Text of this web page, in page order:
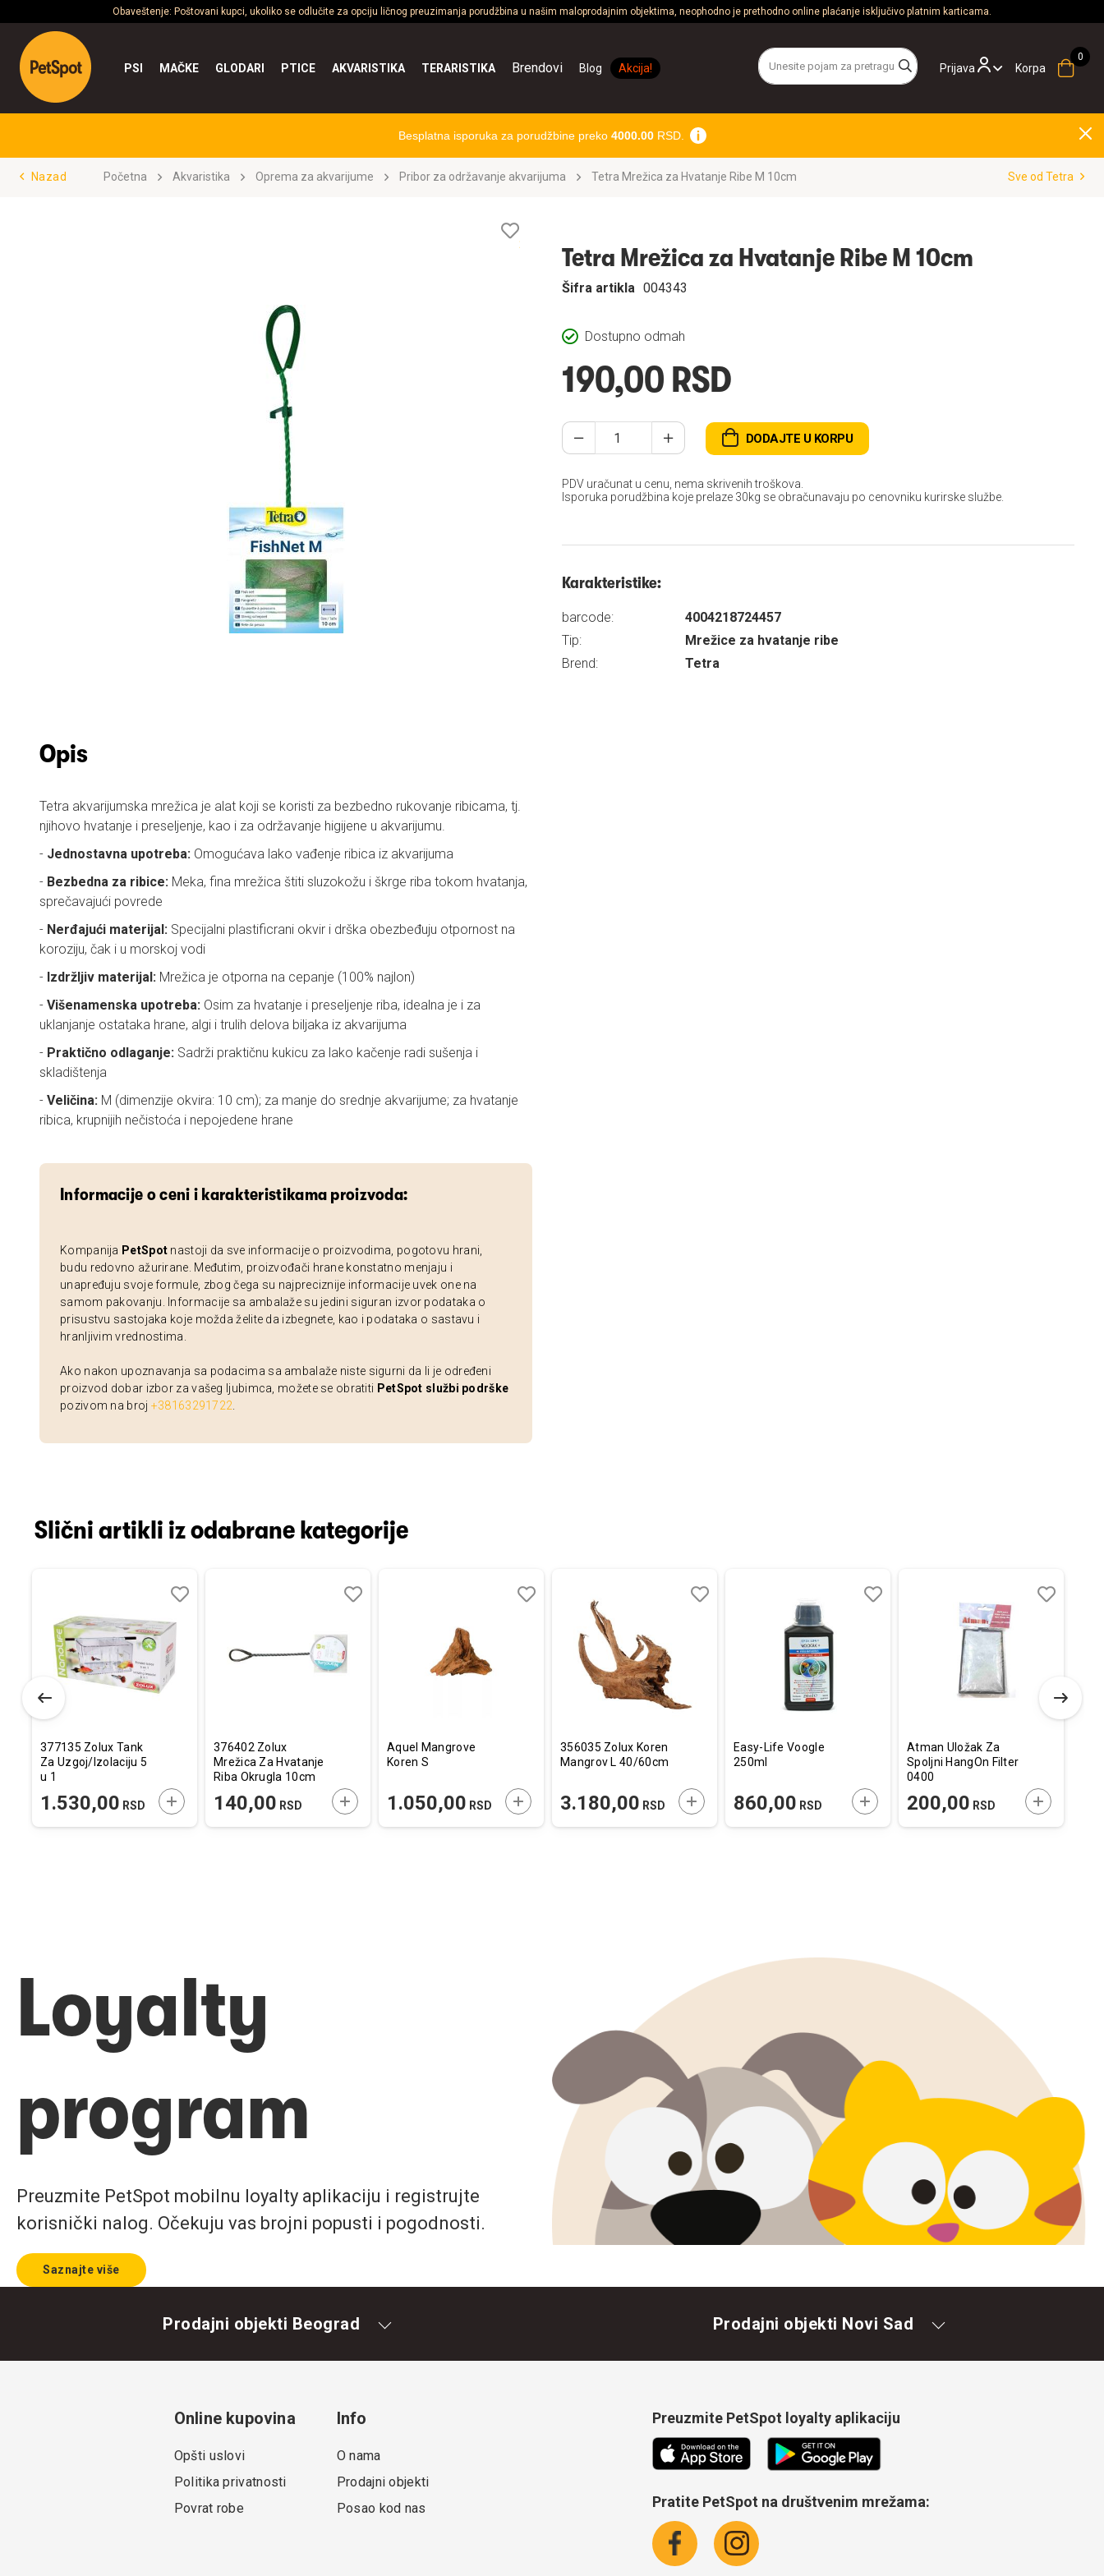
Obaveštenje: Poštovani kupci, ukoliko se odlučite za opciju ličnog preuzimanja porudžbina u našim maloprodajnim objektima, neophodno je prethodno online plaćanje isključivo platnim karticama.
Prijava
PSI MAČKE GLODARI PTICE AKVARISTIKA TERARISTIKA Brendovi Blog Akcija! Korpa
Besplatna isporuka za porudžbine preko 4000.00RSD.
Nazad Početna Akvaristika Oprema za akvarijume Pribor za održavanje akvarijuma Tetra Mrežica za Hvatanje Ribe M 10cm Sve od Tetra
Opis
Tetra akvarijumska mrežica je alat koji se koristi za bezbedno rukovanje ribicama, tj.
njihovo hvatanje i preseljenje, kao i za održavanje higijene u akvarijumu.
- Jednostavna upotreba: Omogućava lako vađenje ribica iz akvarijuma
- Bezbedna za ribice: Meka, fina mrežica štiti sluzokožu i škrge riba tokom hvatanja,
sprečavajući povrede
- Nerđajući materijal: Specijalni plastificrani okvir i drška obezbeđuju otpornost na
koroziju, čak i u morskoj vodi
- Izdržljiv materijal: Mrežica je otporna na cepanje (100% najlon)
- Višenamenska upotreba: Osim za hvatanje i preseljenje riba, idealna je i za
uklanjanje ostataka hrane, algi i trulih delova biljaka iz akvarijuma
- Praktično odlaganje: Sadrži praktičnu kukicu za lako kačenje radi sušenja i
skladištenja
- Veličina: M (dimenzije okvira: 10 cm); za manje do srednje akvarijume; za hvatanje
ribica, krupnijih nečistoća i nepojedene hrane
Informacije o ceni i karakteristikama proizvoda:
Kompanija PetSpot nastoji da sve informacije o proizvodima, pogotovu hrani,
budu redovno ažurirane. Međutim, proizvođači hrane konstatno menjaju i
unapređuju svoje formule, zbog čega su najpreciznije informacije uvek one na
samom pakovanju. Informacije sa ambalaže su jedini siguran izvor podataka o
prisustvu sastojaka koje možda želite da izbegnete, kao i podataka o sastavu i
hranljivim vrednostima.
Ako nakon upoznavanja sa podacima sa ambalaže niste sigurni da li je određeni
proizvod dobar izbor za vašeg ljubimca, možete se obratiti PetSpot službi podrške
pozivom na broj +38163291722
želja
Tetra Mrežica za Hvatanje Ribe M 10cm
Dostupno odmah
Šifra artikla 004343
190,00 RSD
DODAJTE U KORPU
PDV uračunat u cenu, nema skrivenih troškova.
Isporuka porudžbina koje prelaze 30kg se obračunavaju po cenovniku kurirske službe.
Karakteristike:
barcode:
4004218724457
Tip:
Mrežice za hvatanje ribe
Brend:
Tetra
Slični artikli iz odabrane kategorije
U KORPU
377135 Zolux Tank
Za Uzgoj/Izolaciju 5
u 1
1.530,00 RSD DODAJTE U KORPU
u
listu
želja
376402 Zolux
Mrežica Za Hvatanje
Riba Okrugla 10cm
140,00 RSD DODAJTE U KORPU
listu
želja
Aquel Mangrove
Koren S
1.050,00 RSD DODAJTE U KORPU
356035 Zolux Koren
Mangrov L 40/60cm
3.180,00 RSD DODAJTE U KORPU
Easy-Life Voogle
250ml
860,00 RSD DODAJTE U KORPU
Atman Uložak Za
Spoljni HangOn Filter
0400
200,00 RSD DODAJTE U
Loyalty
program
Preuzmite PetSpot mobilnu loyalty aplikaciju i registrujte
korisnički nalog. Očekuju vas brojni popusti i pogodnosti.
Saznajte više
Prodajni objekti Beograd Prodajni objekti Novi Sad
Online kupovina
Opšti uslovi
Politika privatnosti
Povrat robe
Info
O nama
Prodajni objekti
Posao kod nas
Preuzmite PetSpot loyalty aplikaciju
Pratite PetSpot na društvenim mrežama: